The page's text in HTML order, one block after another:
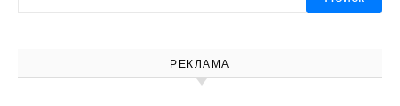
РЕКЛАМА